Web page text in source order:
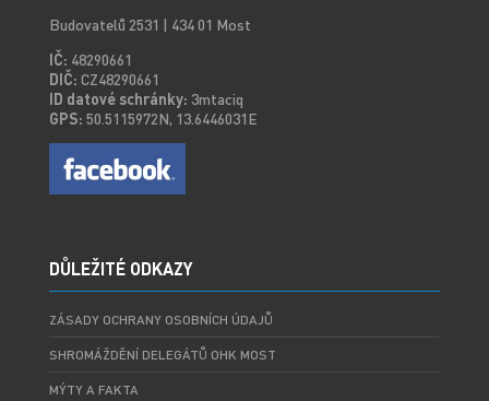
Budovatelů 2531 | 434 01 Most
IČ: 48290661
DIČ: CZ48290661
ID datové schránky: 3mtaciq
GPS: 50.5115972N, 13.6446031E
DŮLEŽITÉ ODKAZY
ZÁSADY OCHRANY OSOBNÍCH ÚDAJŮ
SHROMÁŽDĚNÍ DELEGÁTŮ OHK MOST
MÝTY A FAKTA